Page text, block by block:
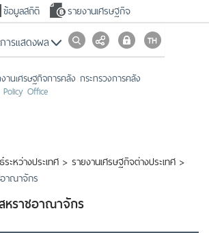
ข้อมูลสถิติ รายงานเศรษฐกิจ
ารแสดงผล
านเศรษฐกิจการคลัง กระทรวงการคลัง
Policy Office
ะหว่างประเทศ > รายงานเศรษฐกิจต่างประเทศ >
าณาจักร
หราชอาณาจักร